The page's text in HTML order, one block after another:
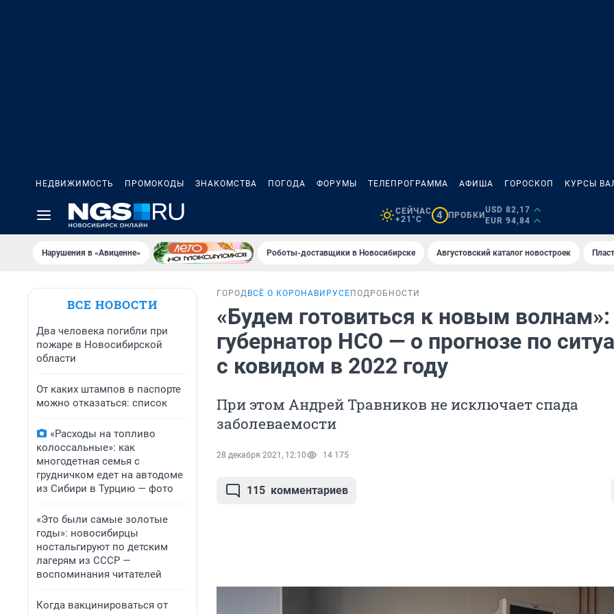
НЕДВИЖИМОСТЬ ПРОМОКОДЫ ЗНАКОМСТВА ПОГОДА ФОРУМЫ ТЕЛЕПРОГРАММА АФИША ГОРОСКОП КУРСЫ
СЕЙЧАС
+21°C
4 ПРОБКИ
USD 82,17
EUR 94,84
Нарушения в «Авиценне» Роботы-доставщики в Новосибирске Августовский каталог новостроек
ВСЕ НОВОСТИ
Два человека погибли при
пожаре в Новосибирской
области
От каких штампов в паспорте
можно отказаться: список
«Расходы на топливо
колоссальные»: как
многодетная семья с
грудничком едет на автодоме
из Сибири в Турцию — фото
«Это были самые золотые
годы»: новосибирцы
ностальгируют по детским
лагерям из СССР —
воспоминания читателей
Когда вакцинироваться от
ГОРОД ВСЁ О КОРОНАВИРУСЕ ПОДРОБНОСТИ
«Будем готовиться к новым волнам»:
губернатор НСО — о прогнозе по
с ковидом в 2022 году
При этом Андрей Травников не исключает спада
заболеваемости
28 декабря 2021, 12:10 14 175
115 комментариев